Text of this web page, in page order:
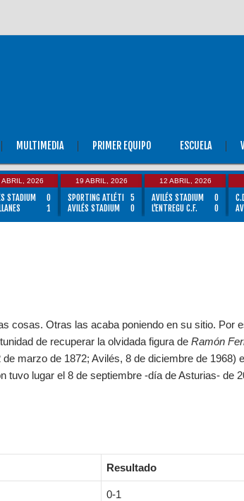
MULTIMEDIA PRIMER EQUIPO ESCUELA
ABRIL, 2026
STADIUM
0
1
19 ABRIL, 2026
SPORTING ATLÉTI
5
AVILÉS STADIUM
0
12 ABRIL, 2026
AVILÉS STADIUM
0
L'ENTREGU C.F.
0
cosas. Otras las acaba poniendo en su sitio. Por
de recuperar la olvidada figura de Ramón
marzo de 1872; Avilés, 8 de diciembre de 1968)
tuvo lugar el 8 de septiembre -día de Asturias- de
Resultado
0-1